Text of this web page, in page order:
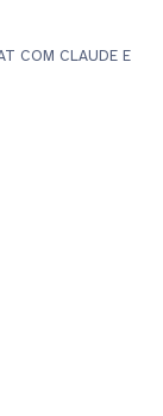
COM CLAUDE E